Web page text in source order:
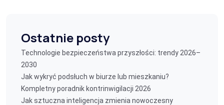
Ostatnie posty
Technologie bezpieczeństwa przyszłości: trendy 2026–
2030
Jak wykryć podsłuch w biurze lub mieszkaniu?
Kompletny poradnik kontrinwigilacji 2026
Jak sztuczna inteligencja zmienia nowoczesny